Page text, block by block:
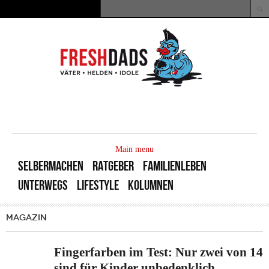
Suchformular
Main menu
SELBERMACHEN RATGEBER
FAMILIENLEBEN
UNTERWEGS
LIFESTYLE KOLUMNEN
MAGAZIN
Fingerfarben im Test: Nur zwei von 14